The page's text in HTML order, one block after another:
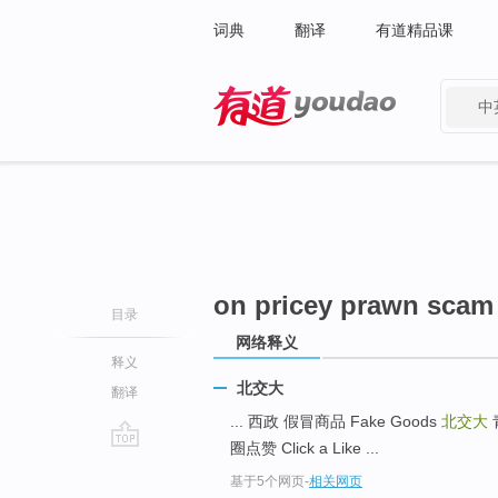
词典 翻译 有道精品课
中
目录
释义
翻译
on pricey prawn scam
网络释义
北交大
... 西政 假冒商品 Fake Goods 北交大
圈点赞 Click a Like ...
基于5个网页-相关网页